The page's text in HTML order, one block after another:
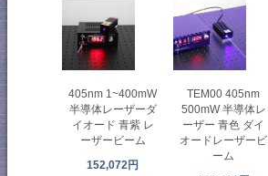
405nm 1~400mW
半導体レーザーダ
イオード 青紫 レ
ーザービーム
152,072円
TEM00 405nm
500mW 半導体レ
ーザー 青色 ダイ
オードレーザービ
ーム